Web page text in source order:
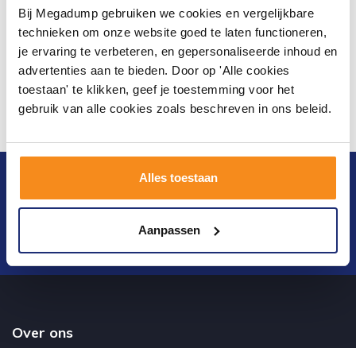
Bij Megadump gebruiken we cookies en vergelijkbare
technieken om onze website goed te laten functioneren,
je ervaring te verbeteren, en gepersonaliseerde inhoud en
advertenties aan te bieden. Door op 'Alle cookies
toestaan' te klikken, geef je toestemming voor het
gebruik van alle cookies zoals beschreven in ons beleid.
Alles toestaan
Aanpassen
Blijf op de hoogte van het laatste nieuws en
ontwikkelingen
Over ons